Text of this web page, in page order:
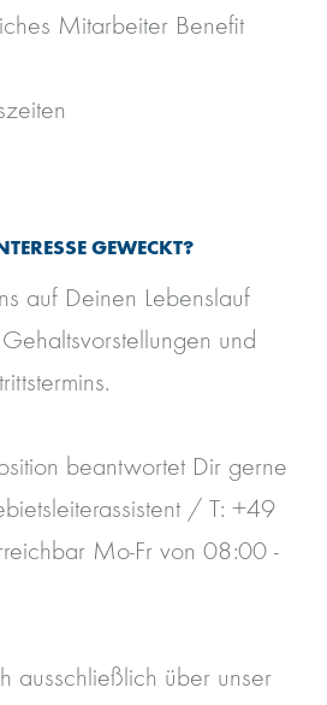
Mitarbeiter Benefit
GEWECKT?
auf Deinen Lebenslauf
und
beantwortet Dir gerne
/ T: +49
Mo-Fr von 08:00 -
ausschließlich über unser